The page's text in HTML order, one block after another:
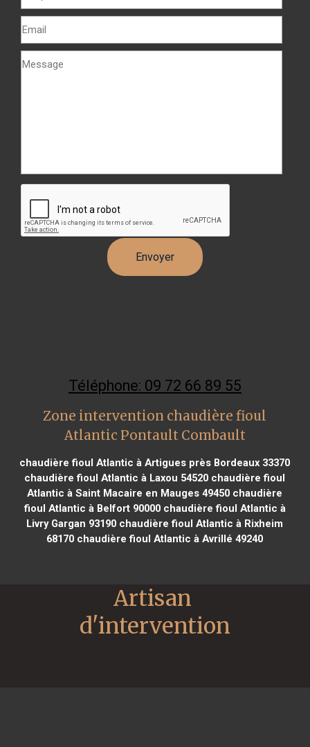
Téléphone: 09 72 66 89 55
Zone intervention chaudière fioul
Atlantic Pontault Combault
chaudière fioul Atlantic à Artigues près Bordeaux 33370
chaudière fioul Atlantic à Laxou 54520 chaudière fioul
Atlantic à Saint Macaire en Mauges 49450 chaudière
fioul Atlantic à Belfort 90000chaudière fioul Atlantic à
Livry Gargan 93190 chaudière fioul Atlantic à Rixheim
68170 chaudière fioul Atlantic à Avrillé 49240
Artisan
d'intervention